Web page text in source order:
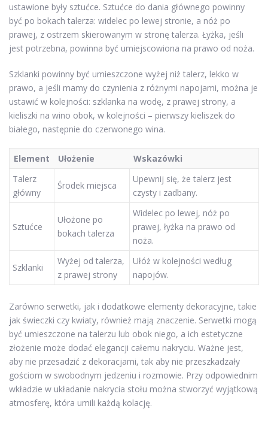
ustawione były sztućce. Sztućce do dania głównego powinny
być po bokach talerza: widelec po lewej stronie, a nóż po
prawej, z ostrzem skierowanym w stronę talerza. Łyżka, jeśli
jest potrzebna, powinna być umiejscowiona na prawo od noża.
Szklanki powinny być umieszczone wyżej niż talerz, lekko w
prawo, a jeśli mamy do czynienia z różnymi napojami, można je
ustawić w kolejności: szklanka na wodę, z prawej strony, a
kieliszki na wino obok, w kolejności – pierwszy kieliszek do
białego, następnie do czerwonego wina.
Element Ułożenie
Wskazówki
Talerz
główny
Środek miejsca
Upewnij się, że talerz jest
czysty i zadbany.
Sztućce
Ułożone po
bokach talerza
Widelec po lewej, nóż po
prawej, łyżka na prawo od
noża.
Szklanki
Wyżej od talerza,
z prawej strony
Ułóż w kolejności według
napojów.
Zarówno serwetki, jak i dodatkowe elementy dekoracyjne, takie
jak świeczki czy kwiaty, również mają znaczenie. Serwetki mogą
być umieszczone na talerzu lub obok niego, a ich estetyczne
złożenie może dodać elegancji całemu nakryciu. Ważne jest,
aby nie przesadzić z dekoracjami, tak aby nie przeszkadzały
gościom w swobodnym jedzeniu i rozmowie. Przy odpowiednim
wkładzie w układanie nakrycia stołu można stworzyć wyjątkową
atmosferę, która umili każdą kolację.